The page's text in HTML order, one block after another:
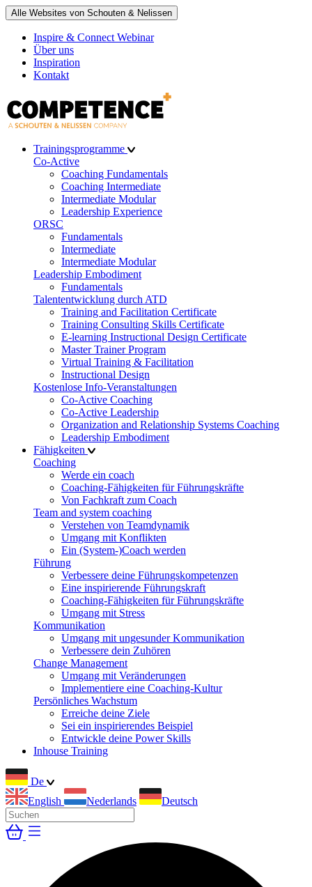
Alle Websites von Schouten & Nelissen
Inspire & Connect Webinar
Über uns
Inspiration
Kontakt
Trainingsprogramme
Co-Active
Coaching Fundamentals
Coaching Intermediate
Intermediate Modular
Leadership Experience
ORSC
Fundamentals
Intermediate
Intermediate Modular
Leadership Embodiment
Fundamentals
Talententwicklung durch ATD
Training and Facilitation Certificate
Training Consulting Skills Certificate
E-learning Instructional Design Certificate
Master Trainer Program
Virtual Training & Facilitation
Instructional Design
Kostenlose Info-Veranstaltungen
Co-Active Coaching
Co-Active Leadership
Organization and Relationship Systems Coaching
Leadership Embodiment
Fähigkeiten
Coaching
Werde ein coach
Coaching-Fähigkeiten für Führungskräfte
Von Fachkraft zum Coach
Team and system coaching
Verstehen von Teamdynamik
Umgang mit Konflikten
Ein (System-)Coach werden
Führung
Verbessere deine Führungskompetenzen
Eine inspirierende Führungskraft
Coaching-Fähigkeiten für Führungskräfte
Umgang mit Stress
Kommunikation
Umgang mit ungesunder Kommunikation
Verbessere dein Zuhören
Change Management
Umgang mit Veränderungen
Implementiere eine Coaching-Kultur
Persönliches Wachstum
Erreiche deine Ziele
Sei ein inspirierendes Beispiel
Entwickle deine Power Skills
Inhouse Training
De
English
Nederlands Deutsch